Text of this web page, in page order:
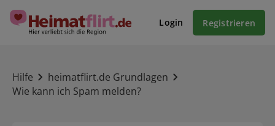
Login Registrieren
Hilfe
heimatflirt.de Grundlagen
Wie kann ich Spam melden?